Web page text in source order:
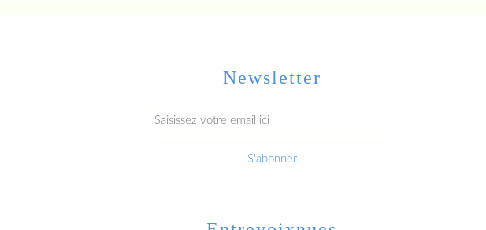
Newsletter